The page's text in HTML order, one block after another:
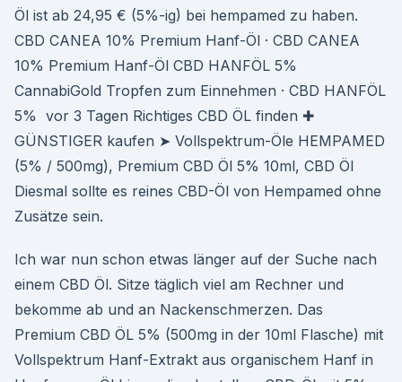
Öl ist ab 24,95 € (5%-ig) bei hempamed zu haben.
CBD CANEA 10% Premium Hanf-Öl · CBD CANEA
10% Premium Hanf-Öl CBD HANFÖL 5%
CannabiGold Tropfen zum Einnehmen · CBD HANFÖL
5% vor 3 Tagen Richtiges CBD ÖL finden ✚
GÜNSTIGER kaufen ➤ Vollspektrum-Öle HEMPAMED
(5% / 500mg), Premium CBD Öl 5% 10ml, CBD Öl
Diesmal sollte es reines CBD-Öl von Hempamed ohne
Zusätze sein.
Ich war nun schon etwas länger auf der Suche nach
einem CBD Öl. Sitze täglich viel am Rechner und
bekomme ab und an Nackenschmerzen. Das
Premium CBD ÖL 5% (500mg in der 10ml Flasche) mit
Vollspektrum Hanf-Extrakt aus organischem Hanf in